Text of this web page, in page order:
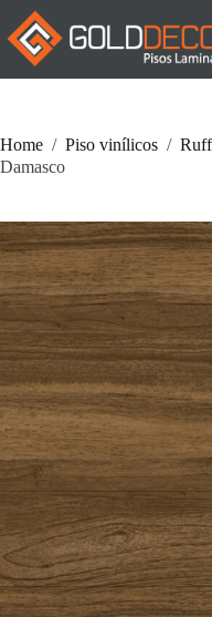
Pular
para
conteúdo
Home / Piso vinílicos /
Damasco